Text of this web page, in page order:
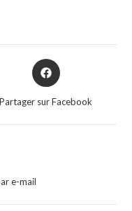
Partager sur Facebook
e-mail